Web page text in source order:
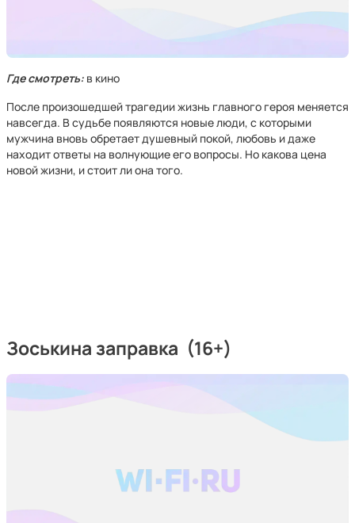
Где смотреть: в кино
После произошедшей трагедии жизнь главного героя меняется
навсегда. В судьбе появляются новые люди, с которыми
мужчина вновь обретает душевный покой, любовь и даже
находит ответы на волнующие его вопросы. Но какова цена
новой жизни, и стоит ли она того.
Зоськина заправка (16+)